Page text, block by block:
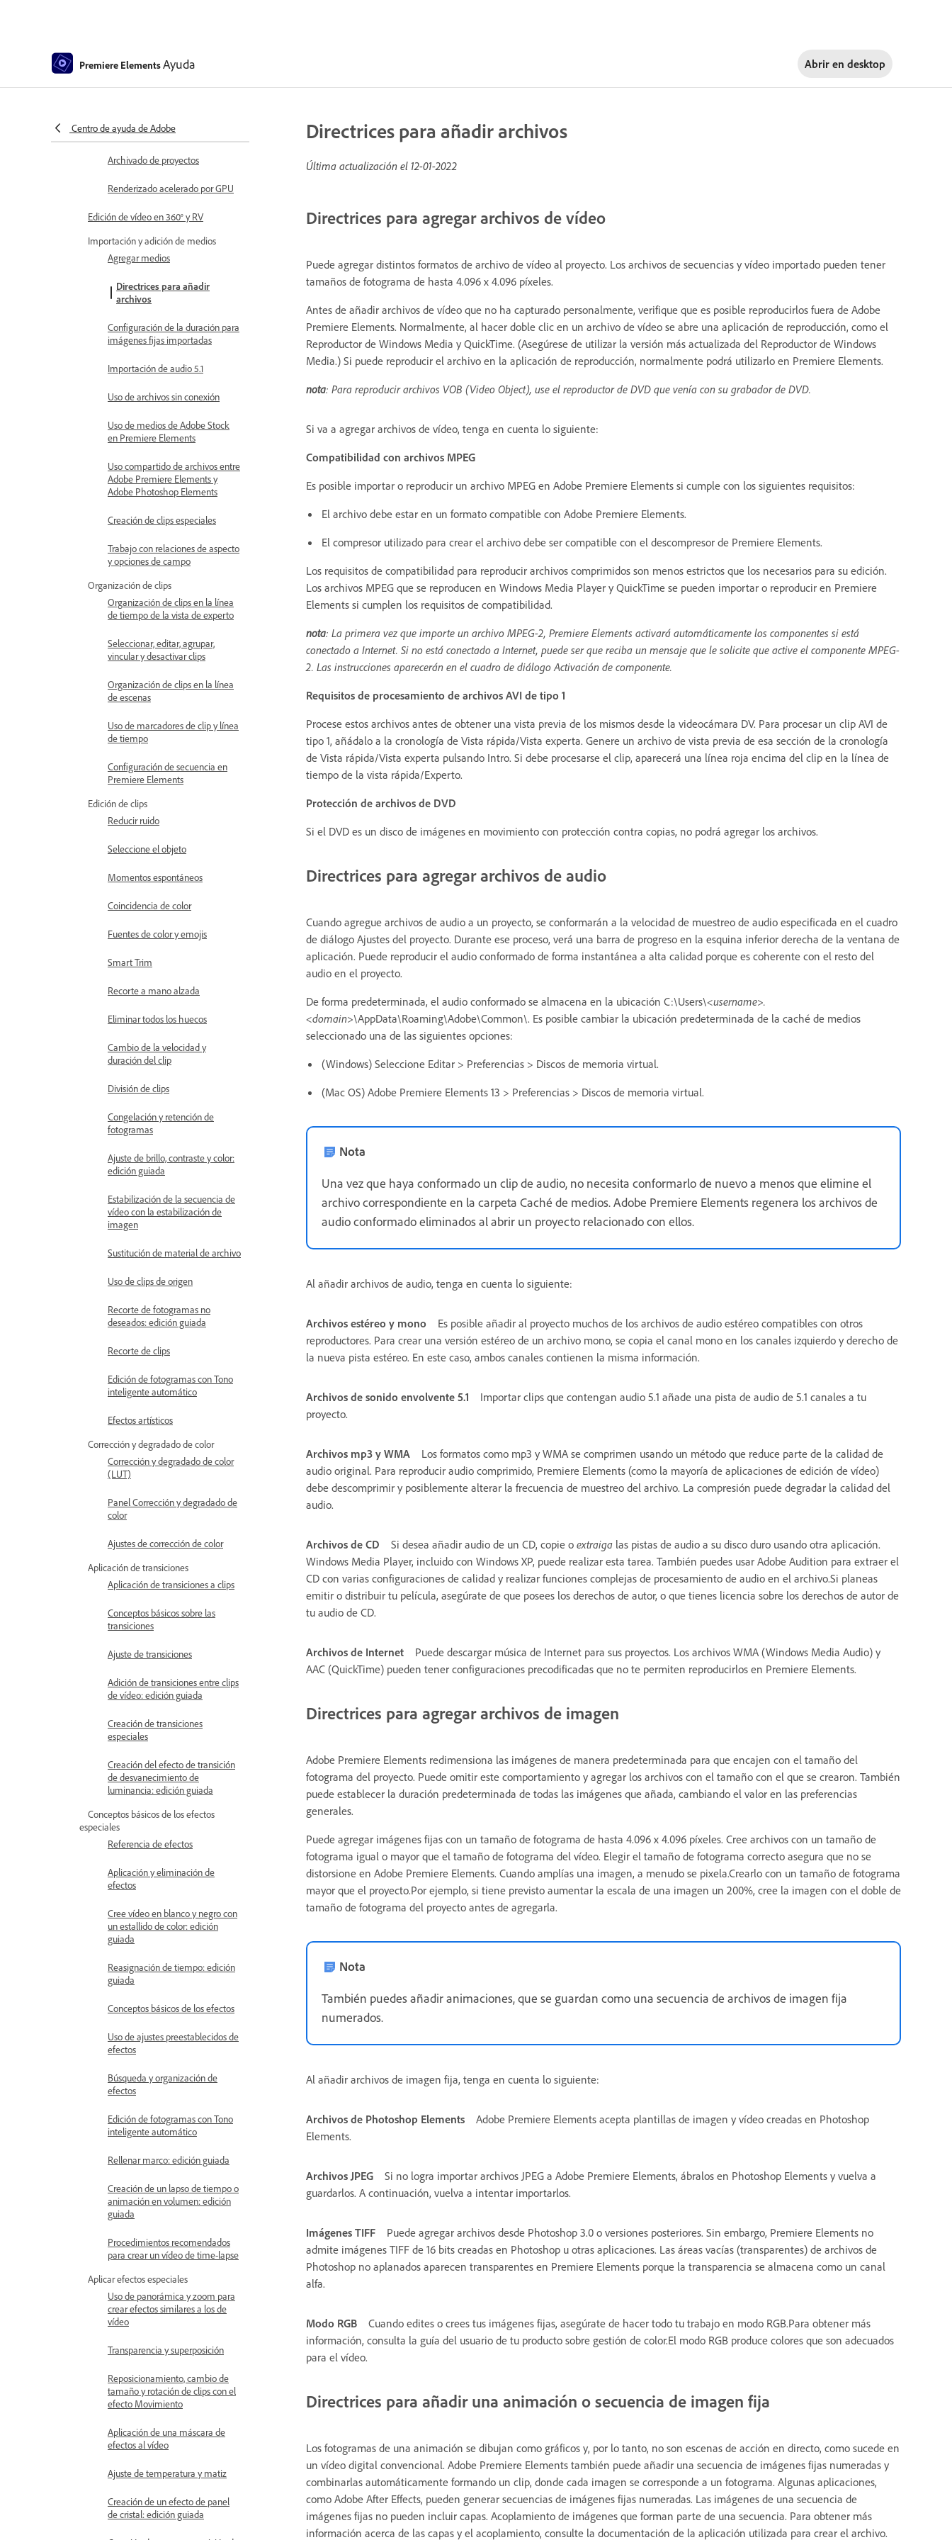
Premiere ElementsAyuda Abrir en desktop
Centro de ayuda de Adobe
de los clips
un proyecto
Archivado de proyectos
Renderizado acelerado por GPU
Edición de vídeo en 360° y RV
Importación y adición de medios
Agregar medios
Directrices para añadir
archivos
Configuración de la duración para
imágenes fijas importadas
Importación de audio 5.1
Uso de archivos sin conexión
Uso de medios de Adobe Stock
en Premiere Elements
Uso compartido de archivos entre
Adobe Premiere Elements y
Adobe Photoshop Elements
Creación de clips especiales
Trabajo con relaciones de aspecto
y opciones de campo
Organización de clips
Organización de clips en la línea
de tiempo de la vista de experto
Seleccionar, editar, agrupar,
vincular y desactivar clips
Organización de clips en la línea
de escenas
Uso de marcadores de clip y línea
de tiempo
Configuración de secuencia en
Premiere Elements
Edición de clips
Reducir ruido
Seleccione el objeto
Momentos espontáneos
Coincidencia de color
Fuentes de color y emojis
Smart Trim
Recorte a mano alzada
Eliminar todos los huecos
Cambio de la velocidad y
duración del clip
División de clips
Congelación y retención de
fotogramas
Ajuste de brillo, contraste y color:
edición guiada
Estabilización de la secuencia de
vídeo con la estabilización de
imagen
Sustitución de material de archivo
Uso de clips de origen
Recorte de fotogramas no
deseados: edición guiada
Recorte de clips
Edición de fotogramas con Tono
inteligente automático
Efectos artísticos
Corrección y degradado de color
Corrección y degradado de color
(LUT)
Panel Corrección y degradado de
color
Ajustes de corrección de color
Aplicación de transiciones
Aplicación de transiciones a clips
Conceptos básicos sobre las
transiciones
Ajuste de transiciones
Adición de transiciones entre clips
de vídeo: edición guiada
Creación de transiciones
especiales
Creación del efecto de transición
de desvanecimiento de
luminancia: edición guiada
Conceptos básicos de los efectos
especiales
Referencia de efectos
Aplicación y eliminación de
efectos
Cree vídeo en blanco y negro con
un estallido de color: edición
guiada
Reasignación de tiempo: edición
guiada
Conceptos básicos de los efectos
Uso de ajustes preestablecidos de
efectos
Búsqueda y organización de
efectos
Edición de fotogramas con Tono
inteligente automático
Rellenar marco: edición guiada
Creación de un lapso de tiempo o
animación en volumen: edición
guiada
Procedimientos recomendados
para crear un vídeo de time-lapse
Aplicar efectos especiales
Uso de panorámica y zoom para
crear efectos similares a los de
vídeo
Transparencia y superposición
Reposicionamiento, cambio de
tamaño y rotación de clips con el
efecto Movimiento
Aplicación de una máscara de
efectos al vídeo
Ajuste de temperatura y matiz
Creación de un efecto de panel
de cristal: edición guiada
Directrices para añadir archivos
Última actualización el 12-01-2022
Directrices para agregar archivos de vídeo
Puede agregar distintos formatos de archivo de vídeo al proyecto. Los archivos de secuencias y vídeo importado pueden tener
tamaños de fotograma de hasta 4.096 x 4.096 píxeles.
Antes de añadir archivos de vídeo que no ha capturado personalmente, verifique que es posible reproducirlos fuera de Adobe
Premiere Elements. Normalmente, al hacer doble clic en un archivo de vídeo se abre una aplicación de reproducción, como el
Reproductor de Windows Media y QuickTime. (Asegúrese de utilizar la versión más actualizada del Reproductor de Windows
Media.) Si puede reproducir el archivo en la aplicación de reproducción, normalmente podrá utilizarlo en Premiere Elements.
nota: Para reproducir archivos VOB (Video Object), use el reproductor de DVD que venía con su grabador de DVD.
Si va a agregar archivos de vídeo, tenga en cuenta lo siguiente:
Compatibilidad con archivos MPEG
Es posible importar o reproducir un archivo MPEG en Adobe Premiere Elements si cumple con los siguientes requisitos:
El archivo debe estar en un formato compatible con Adobe Premiere Elements.
El compresor utilizado para crear el archivo debe ser compatible con el descompresor de Premiere Elements.
Los requisitos de compatibilidad para reproducir archivos comprimidos son menos estrictos que los necesarios para su edición.
Los archivos MPEG que se reproducen en Windows Media Player y QuickTime se pueden importar o reproducir en Premiere
Elements si cumplen los requisitos de compatibilidad.
nota: La primera vez que importe un archivo MPEG-2, Premiere Elements activará automáticamente los componentes si está
conectado a Internet. Si no está conectado a Internet, puede ser que reciba un mensaje que le solicite que active el componente MPEG-
2. Las instrucciones aparecerán en el cuadro de diálogo Activación de componente.
Requisitos de procesamiento de archivos AVI de tipo 1
Procese estos archivos antes de obtener una vista previa de los mismos desde la videocámara DV. Para procesar un clip AVI de
tipo 1, añádalo a la cronología de Vista rápida/Vista experta. Genere un archivo de vista previa de esa sección de la cronología
de Vista rápida/Vista experta pulsando Intro. Si debe procesarse el clip, aparecerá una línea roja encima del clip en la línea de
tiempo de la vista rápida/Experto.
Protección de archivos de DVD
Si el DVD es un disco de imágenes en movimiento con protección contra copias, no podrá agregar los archivos.
Directrices para agregar archivos de audio
Cuando agregue archivos de audio a un proyecto, se conformarán a la velocidad de muestreo de audio especificada en el cuadro
de diálogo Ajustes del proyecto. Durante ese proceso, verá una barra de progreso en la esquina inferior derecha de la ventana de
aplicación. Puede reproducir el audio conformado de forma instantánea a alta calidad porque es coherente con el resto del
audio en el proyecto.
De forma predeterminada, el audio conformado se almacena en la ubicación C:\Users\<username>.
<domain>\AppData\Roaming\Adobe\Common\. Es posible cambiar la ubicación predeterminada de la caché de medios
seleccionado una de las siguientes opciones:
(Windows) Seleccione Editar > Preferencias > Discos de memoria virtual.
(Mac OS) Adobe Premiere Elements 13 > Preferencias > Discos de memoria virtual.
Nota
Una vez que haya conformado un clip de audio, no necesita conformarlo de nuevo a menos que elimine el
archivo correspondiente en la carpeta Caché de medios. Adobe Premiere Elements regenera los archivos de
audio conformado eliminados al abrir un proyecto relacionado con ellos.
Al añadir archivos de audio, tenga en cuenta lo siguiente:
Archivos estéreo y mono
Es posible añadir al proyecto muchos de los archivos de audio estéreo compatibles con otros
reproductores. Para crear una versión estéreo de un archivo mono, se copia el canal mono en los canales izquierdo y derecho de
la nueva pista estéreo. En este caso, ambos canales contienen la misma información.
Archivos de sonido envolvente 5.1
Importar clips que contengan audio 5.1 añade una pista de audio de 5.1 canales a tu
proyecto.
Archivos mp3 y WMA
Los formatos como mp3 y WMA se comprimen usando un método que reduce parte de la calidad de
audio original. Para reproducir audio comprimido, Premiere Elements (como la mayoría de aplicaciones de edición de vídeo)
debe descomprimir y posiblemente alterar la frecuencia de muestreo del archivo. La compresión puede degradar la calidad del
audio.
Archivos de CD Si desea añadir audio de un CD, copie o extraiga las pistas de audio a su disco duro usando otra aplicación.
Windows Media Player, incluido con Windows XP, puede realizar esta tarea. También puedes usar Adobe Audition para extraer el
CD con varias configuraciones de calidad y realizar funciones complejas de procesamiento de audio en el archivo.Si planeas
emitir o distribuir tu película, asegúrate de que posees los derechos de autor, o que tienes licencia sobre los derechos de autor de
tu audio de CD.
Archivos de Internet
Puede descargar música de Internet para sus proyectos. Los archivos WMA (Windows Media Audio) y
AAC (QuickTime) pueden tener configuraciones precodificadas que no te permiten reproducirlos en Premiere Elements.
Directrices para agregar archivos de imagen
Adobe Premiere Elements redimensiona las imágenes de manera predeterminada para que encajen con el tamaño del
fotograma del proyecto. Puede omitir este comportamiento y agregar los archivos con el tamaño con el que se crearon. También
puede establecer la duración predeterminada de todas las imágenes que añada, cambiando el valor en las preferencias
generales.
Puede agregar imágenes fijas con un tamaño de fotograma de hasta 4.096 x 4.096 píxeles. Cree archivos con un tamaño de
fotograma igual o mayor que el tamaño de fotograma del vídeo. Elegir el tamaño de fotograma correcto asegura que no se
distorsione en Adobe Premiere Elements. Cuando amplías una imagen, a menudo se pixela.Crearlo con un tamaño de fotograma
mayor que el proyecto.Por ejemplo, si tiene previsto aumentar la escala de una imagen un 200%, cree la imagen con el doble de
tamaño de fotograma del proyecto antes de agregarla.
Nota
También puedes añadir animaciones, que se guardan como una secuencia de archivos de imagen fija
numerados.
Al añadir archivos de imagen fija, tenga en cuenta lo siguiente:
Archivos de Photoshop Elements
Adobe Premiere Elements acepta plantillas de imagen y vídeo creadas en Photoshop
Elements.
Archivos JPEG
Si no logra importar archivos JPEG a Adobe Premiere Elements, ábralos en Photoshop Elements y vuelva a
guardarlos. A continuación, vuelva a intentar importarlos.
Imágenes TIFF
Puede agregar archivos desde Photoshop 3.0 o versiones posteriores. Sin embargo, Premiere Elements no
admite imágenes TIFF de 16 bits creadas en Photoshop u otras aplicaciones. Las áreas vacías (transparentes) de archivos de
Photoshop no aplanados aparecen transparentes en Premiere Elements porque la transparencia se almacena como un canal
alfa.
Modo RGB
Cuando edites o crees tus imágenes fijas, asegúrate de hacer todo tu trabajo en modo RGB.Para obtener más
información, consulta la guía del usuario de tu producto sobre gestión de color.El modo RGB produce colores que son adecuados
para el vídeo.
Directrices para añadir una animación o secuencia de imagen fija
Los fotogramas de una animación se dibujan como gráficos y, por lo tanto, no son escenas de acción en directo, como sucede en
un vídeo digital convencional. Adobe Premiere Elements también puede añadir una secuencia de imágenes fijas numeradas y
combinarlas automáticamente formando un clip, donde cada imagen se corresponde a un fotograma. Algunas aplicaciones,
como Adobe After Effects, pueden generar secuencias de imágenes fijas numeradas. Las imágenes de una secuencia de
imágenes fijas no pueden incluir capas. Acoplamiento de imágenes que forman parte de una secuencia. Para obtener más
información acerca de las capas y el acoplamiento, consulte la documentación de la aplicación utilizada para crear el archivo.